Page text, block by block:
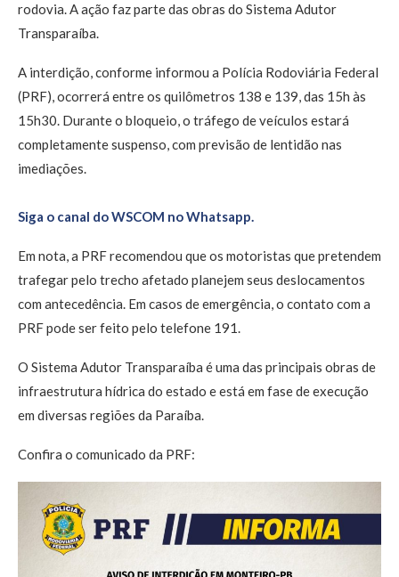
rodovia. A ação faz parte das obras do Sistema Adutor
Transparaíba.
A interdição, conforme informou a Polícia Rodoviária Federal
(PRF), ocorrerá entre os quilômetros 138 e 139, das 15h às
15h30. Durante o bloqueio, o tráfego de veículos estará
completamente suspenso, com previsão de lentidão nas
imediações.
Siga o canal do WSCOM no Whatsapp.
Em nota, a PRF recomendou que os motoristas que pretendem
trafegar pelo trecho afetado planejem seus deslocamentos
com antecedência. Em casos de emergência, o contato com a
PRF pode ser feito pelo telefone 191.
O Sistema Adutor Transparaíba é uma das principais obras de
infraestrutura hídrica do estado e está em fase de execução
em diversas regiões da Paraíba.
Confira o comunicado da PRF: